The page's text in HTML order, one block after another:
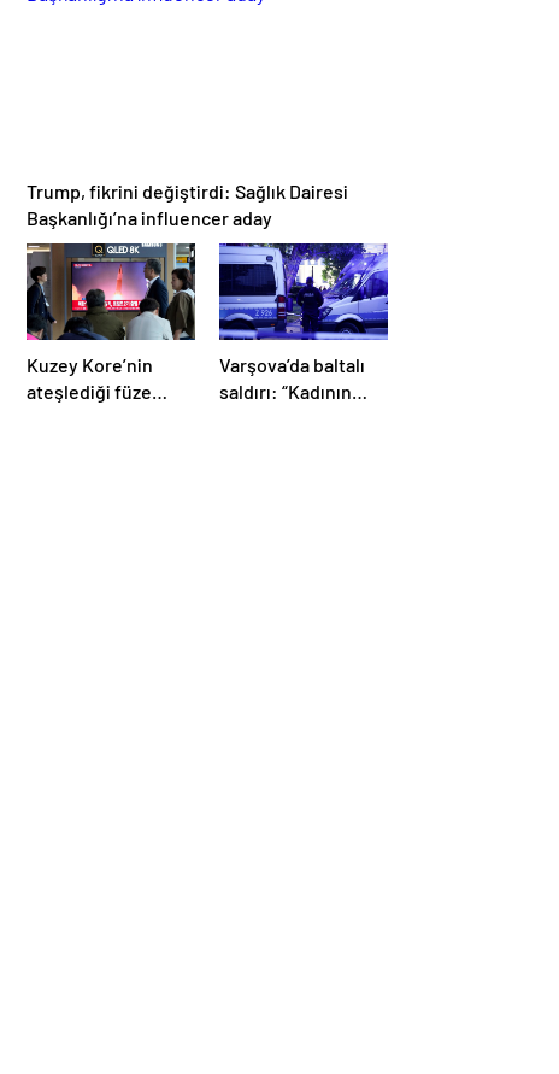
Trump, fikrini değiştirdi: Sağlık Dairesi
Başkanlığı’na influencer aday
Kuzey Kore’nin
ateşlediği füze
Varşova’da baltalı
saldırı: “Kadının